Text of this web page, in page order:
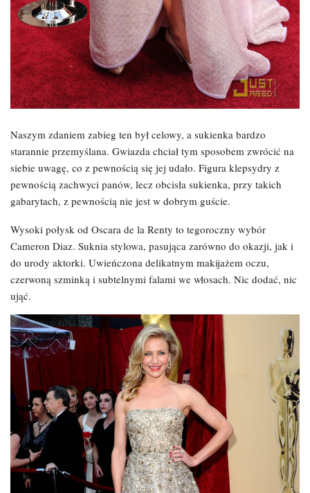
Naszym zdaniem zabieg ten był celowy, a sukienka bardzo
starannie przemyślana. Gwiazda chciał tym sposobem zwrócić na
siebie uwagę, co z pewnością się jej udało. Figura klepsydry z
pewnością zachwyci panów, lecz obcisła sukienka, przy takich
gabarytach, z pewnością nie jest w dobrym guście.
Wysoki połysk od Oscara de la Renty to tegoroczny wybór
Cameron Diaz. Suknia stylowa, pasująca zarówno do okazji, jak i
do urody aktorki. Uwieńczona delikatnym makijażem oczu,
czerwoną szminką i subtelnymi falami we włosach. Nic dodać, nic
ująć.